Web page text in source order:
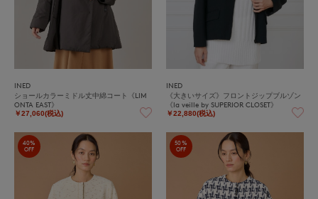
INED
ショールカラーミドル丈中綿コート《LIM
ONTA EAST》
￥27,060(税込)
INED
《大きいサイズ》フロントジップブルゾン
《la veille by SUPERIOR CLOSET》
￥22,880(税込)
40%
OFF
50%
OFF